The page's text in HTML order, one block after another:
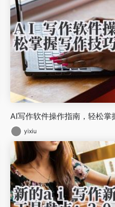
AI写作软件操作指南，轻松掌
yixiu